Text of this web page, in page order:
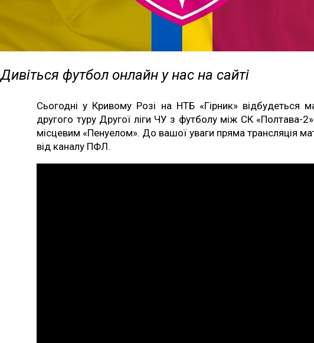
Дивіться футбол онлайн у нас на сайті
Сьогодні у Кривому Розі на НТБ «Гірник» відбудеться
другого туру Другої ліги ЧУ з футболу між СК «Полтава-
місцевим «Пенуелом». До вашої уваги пряма трансляція
від каналу ПФЛ.